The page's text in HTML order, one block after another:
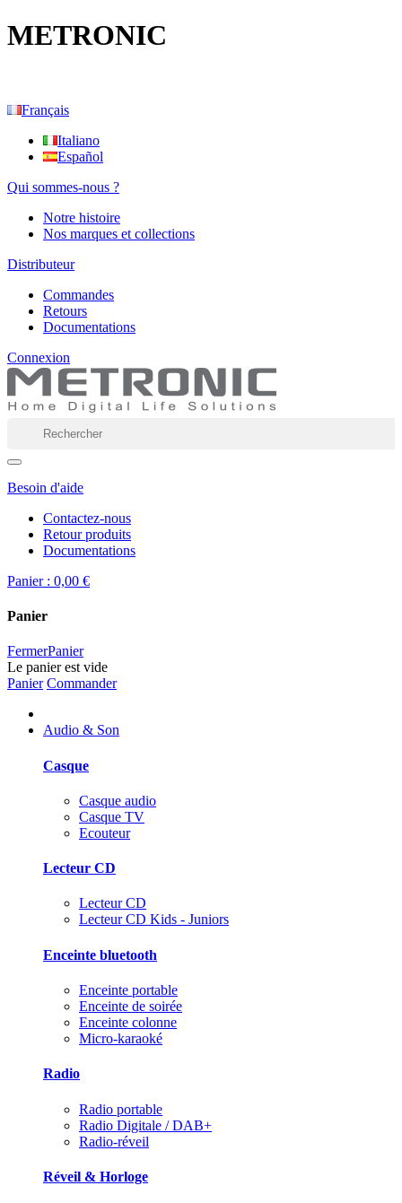
METRONIC
Français
Italiano
Español
Qui sommes-nous ?
Notre histoire
Nos marques et collections
Distributeur
Commandes
Retours
Documentations
Connexion
Besoin d'aide
Contactez-nous
Retour produits
Documentations
Panier : 0,00 €
Panier
FermerPanier
Le panier est vide
Panier Commander
Audio & Son
Casque
Casque audio
Casque TV
Ecouteur
Lecteur CD
Lecteur CD
Lecteur CD Kids - Juniors
Enceinte bluetooth
Enceinte portable
Enceinte de soirée
Enceinte colonne
Micro-karaoké
Radio
Radio portable
Radio Digitale / DAB+
Radio-réveil
Réveil & Horloge